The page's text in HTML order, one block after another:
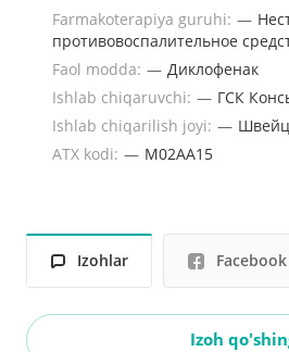
Farmakoterapiya guruhi: —
противовоспалительное
Faol modda: — Диклофенак
Ishlab chiqaruvchi: — ГСК
Ishlab chiqarilish joyi: —
ATX kodi: — M02AA15
Izohlar Facebook
Izoh